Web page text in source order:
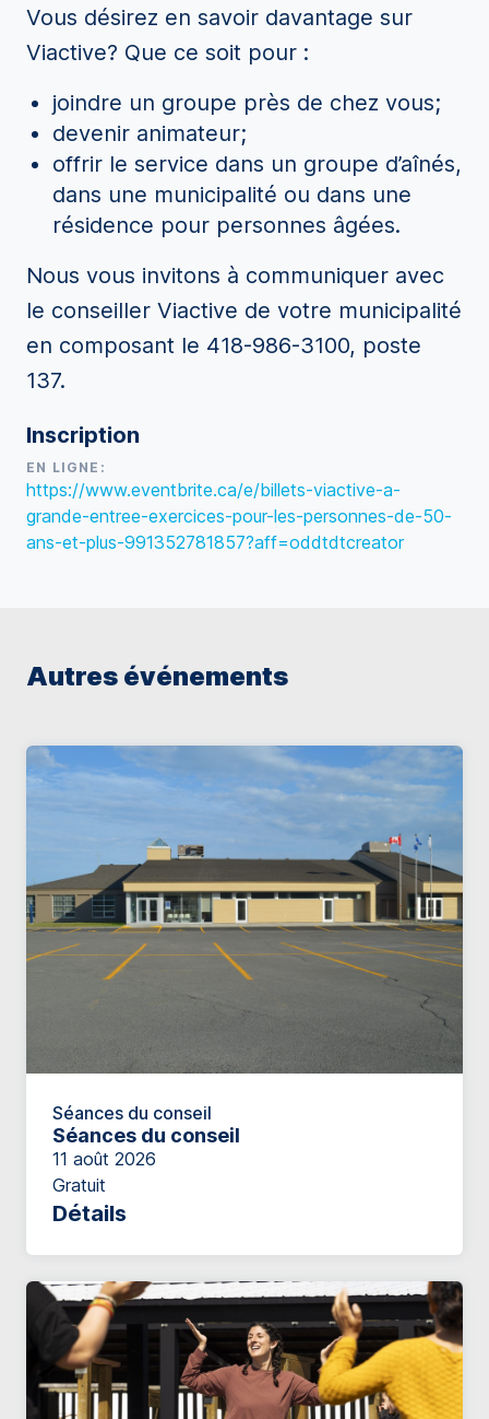
Vous désirez en savoir davantage sur
Viactive? Que ce soit pour :
joindre un groupe près de chez vous;
devenir animateur;
offrir le service dans un groupe d’aînés,
dans une municipalité ou dans une
résidence pour personnes âgées.
Nous vous invitons à communiquer avec
le conseiller Viactive de votre municipalité
en composant le 418-986-3100, poste
137.
Inscription
EN LIGNE:
https://www.eventbrite.ca/e/billets-viactive-a-
grande-entree-exercices-pour-les-personnes-de-50-
ans-et-plus-991352781857?aff=oddtdtcreator
Autres événements
Séances du conseil
Séances du conseil
11 août 2026
Gratuit
Détails